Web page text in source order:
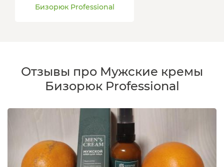
Бизорюк Professional
Отзывы про Мужские кремы
Бизорюк Professional